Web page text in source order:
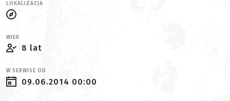
LOKALIZACJA
WIEK
8 lat
W SERWISE OD
09.06.2014 00:00